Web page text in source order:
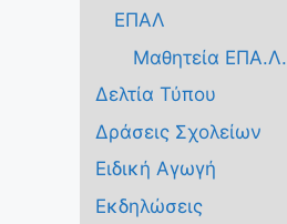
ΕΠΑΛ
Μαθητεία ΕΠΑ.Λ.
Δελτία Τύπου
Δράσεις Σχολείων
Ειδική Αγωγή
Εκδηλώσεις